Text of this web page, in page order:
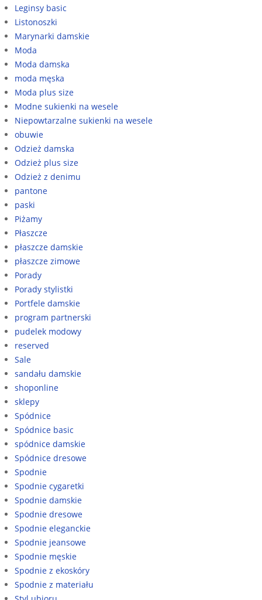
Leginsy basic
Listonoszki
Marynarki damskie
Moda
Moda damska
moda męska
Moda plus size
Modne sukienki na wesele
Niepowtarzalne sukienki na wesele
obuwie
Odzież damska
Odzież plus size
Odzież z denimu
pantone
paski
Piżamy
Płaszcze
płaszcze damskie
płaszcze zimowe
Porady
Porady stylistki
Portfele damskie
program partnerski
pudelek modowy
reserved
Sale
sandału damskie
shoponline
sklepy
Spódnice
Spódnice basic
spódnice damskie
Spódnice dresowe
Spodnie
Spodnie cygaretki
Spodnie damskie
Spodnie dresowe
Spodnie eleganckie
Spodnie jeansowe
Spodnie męskie
Spodnie z ekoskóry
Spodnie z materiału